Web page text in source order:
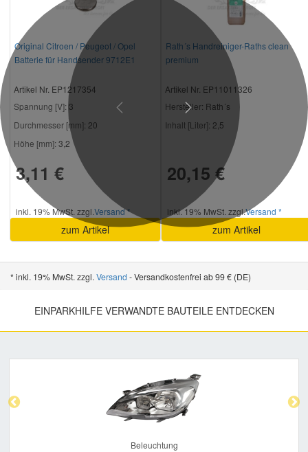
Original Citroen / Peugeot / Opel
Batterie für Handsender 9712E1
Artikel Nr. EP1217354
Spannung [V]: 3
Durchmesser [mm]: 20
Höhe [mm]: 3,2
3,11 €
inkl. 19% MwSt. zzgl. Versand *
zum Artikel
Rath´s Handreiniger-Raths clean
premium
Artikel Nr. EP11011326
Hersteller: Rath´s
Inhalt [Liter]: 2,5
20,15 €
inkl. 19% MwSt. zzgl.Versand *
zum Artikel
Previous Next
* inkl. 19% MwSt. zzgl. Versand - Versandkostenfrei ab 99 € (DE)
EINPARKHILFE VERWANDTE BAUTEILE ENTDECKEN
Beleuchtung